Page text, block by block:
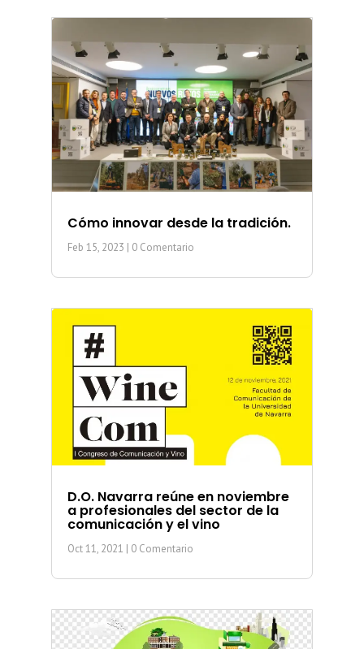
Cómo innovar desde la tradición.
Feb 15, 2023 | 0 Comentario
D.O. Navarra reúne en noviembre
a profesionales del sector de la
comunicación y el vino
Oct 11, 2021 | 0 Comentario